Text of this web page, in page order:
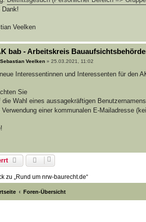
Dank!
Veelken
bab - Arbeitskreis
Sebastian Veelken» 25.03.2021, 11:02
Interessentinnen und Interessenten für den
Sie
die Wahl eines aussagekräftigen
Verwendung einer kommunalen E-Mailadresse
zu „Rund um nrw-baurecht.de“
Foren-Übersicht